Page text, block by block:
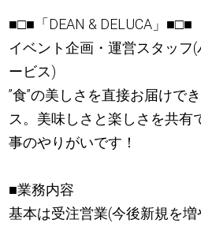
■□■「DEAN & DELUCA」■□■
イベント企画・運営スタッフ
ービス)
”食”の美しさを直接お届けで
ス。美味しさと楽しさを共有
事のやりがいです！
■業務内容
基本は受注営業(今後新規を増